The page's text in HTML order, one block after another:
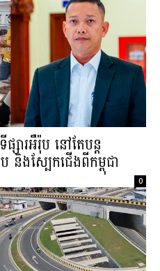
ារអឺរ៉ុប នៅតែបន្ត
និងស្បែកជើងពីកម្ពុជា
0